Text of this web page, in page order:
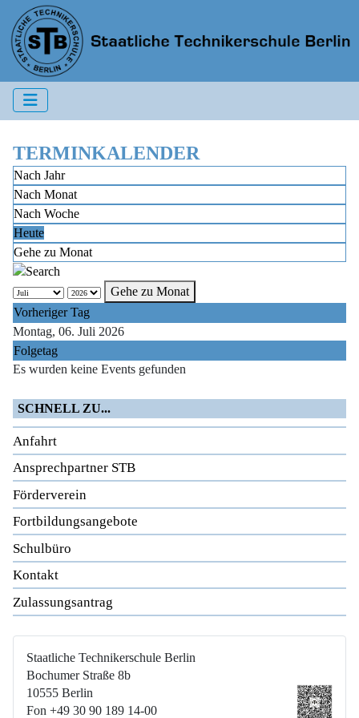
TERMINKALENDER
Nach Jahr
Nach Monat
Nach Woche
Heute
Gehe zu Monat
Gehe zu Monat
Vorheriger Tag
Montag, 06. Juli 2026
Folgetag
Es wurden keine Events gefunden
SCHNELL ZU...
Anfahrt
Ansprechpartner STB
Förderverein
Fortbildungsangebote
Schulbüro
Kontakt
Zulassungsantrag
Staatliche Technikerschule Berlin
Bochumer Straße 8b
10555 Berlin
Fon +49 30 90 189 14-00